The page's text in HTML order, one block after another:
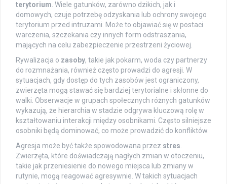
terytorium. Wiele gatunków, zarówno dzikich, jak i
domowych, czuje potrzebę odzyskania lub ochrony swojego
terytorium przed intruzami. Może to objawiać się w postaci
warczenia, szczekania czy innych form odstraszania,
mających na celu zabezpieczenie przestrzeni życiowej.
Rywalizacja o zasoby, takie jak pokarm, woda czy partnerzy
do rozmnażania, również często prowadzi do agresji. W
sytuacjach, gdy dostęp do tych zasobów jest ograniczony,
zwierzęta mogą stawać się bardziej terytorialne i skłonne do
walki. Obserwacje w grupach społecznych różnych gatunków
wykazują, że hierarchia w stadzie odgrywa kluczową rolę w
kształtowaniu interakcji między osobnikami. Często silniejsze
osobniki będą dominować, co może prowadzić do konfliktów.
Agresja może być także spowodowana przez stres.
Zwierzęta, które doświadczają nagłych zmian w otoczeniu,
takie jak przeniesienie do nowego miejsca lub zmiany w
rutynie, mogą reagować agresywnie. W takich sytuacjach